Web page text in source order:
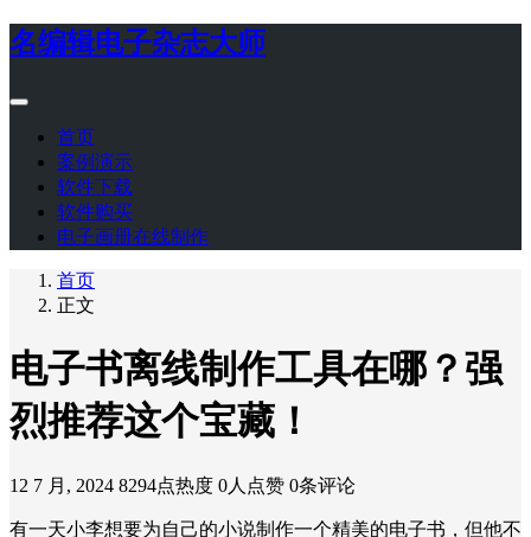
名编辑电子杂志大师
首页
案例演示
软件下载
软件购买
电子画册在线制作
首页
正文
电子书离线制作工具在哪？强
烈推荐这个宝藏！
12 7 月, 2024 8294点热度 0人点赞 0条评论
有一天小李想要为自己的小说制作一个精美的电子书，但他不